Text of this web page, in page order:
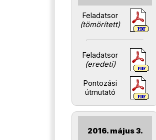
Feladatsor
(tömörített)
Feladatsor
(eredeti)
Pontozási
útmutató
2016. május 3.